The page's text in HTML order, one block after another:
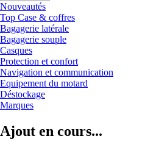
Nouveautés
Top Case & coffres
Bagagerie latérale
Bagagerie souple
Casques
Protection et confort
Navigation et communication
Equipement du motard
Déstockage
Marques
Ajout en cours...